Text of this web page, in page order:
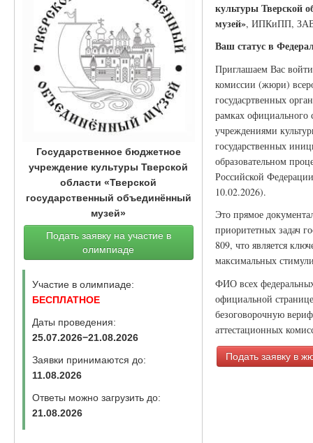
Государственное бюджетное
учреждение культуры Тверской
области «Тверской
государственный объединённый
музей»
Подать заявку на участие в
олимпиаде
Участие в олимпиаде:
БЕСПЛАТНОЕ
Даты проведения:
25.07.2026−21.08.2026
Заявки принимаются до:
11.08.2026
Ответы можно загрузить до:
21.08.2026
культуры Тверской
музей», ИПКиПП,
Ваш статус в
Приглашаем Вас
комиссии (жюри)
госудасртвенных
рамках официального
учреждениями
государственных
образовательном
Российской
10.02.2026).
Это прямое
приоритетных задач
809, что является
максимальных
ФИО всех
официальной
безоговорочную
аттестационных
Подать заявку в